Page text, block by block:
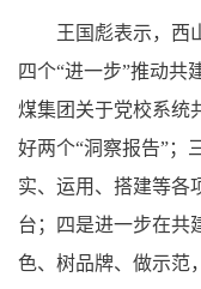
王国彪表示，西
四个“进一步”推动共
煤集团关于党校系统
好两个“洞察报告”；
实、运用、搭建等各
台；四是进一步在共
色、树品牌、做示范